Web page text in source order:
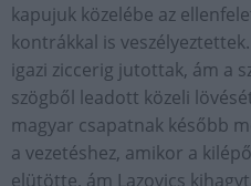
kapujuk közelébe az
kontrákkal is
igazi ziccerig jutottak, ám a
szögből leadott közeli
magyar csapatnak később
a vezetéshez, amikor a
elütötte, ám Lazovics